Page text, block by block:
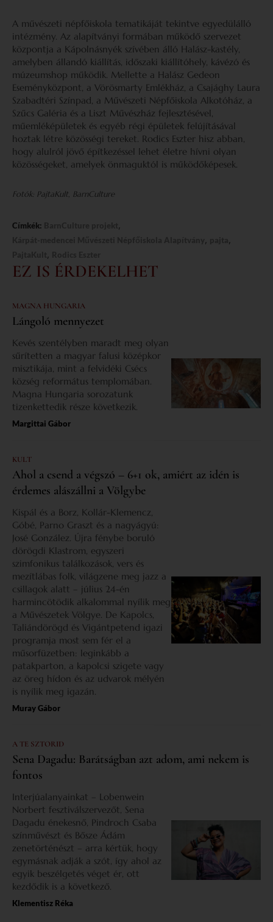
A művészeti népfőiskola tematikáját tekintve egyedülálló
intézmény. Az alapítványi formában működő szervezet
központja a Kápolnásnyék szívében álló Halász-kastély,
amelyben állandó kiállítás, időszaki kiállítóhely, kávézó és
múzeumshop működik. Mellette a Halász Gedeon
Eseményközpont, a Vörösmarty Emlékház, a Csajághy Laura
Szabadtéri Színpad, a Művészeti Népfőiskola Alkotóház, a
Szűcs Galéria és a Liszt Művészház fejlesztésével,
műemléképületek és egyéb régi épületek felújításával
hoztak létre közösségi tereket. Rodics Eszter hisz abban,
hogy alulról jövő építkezéssel lehet életre hívni olyan
közösségeket, amelyek önmaguktól is működőképesek.
Fotók: PajtaKult, BarnCulture
Címkék: ,
, ,
,
EZ IS ÉRDEKELHET
MAGNA HUNGARIA
Lángoló mennyezet
Kevés szentélyben maradt meg olyan
sűrítetten a magyar falusi középkor
misztikája, mint a felvidéki Csécs
község református templomában.
Magna Hungaria sorozatunk
tizenkettedik része következik.
Margittai Gábor
KULT
Ahol a csend a végszó – 6+1 ok, amiért az idén is
érdemes alászállni a Völgybe
Kispál és a Borz, Kollár-Klemencz,
Góbé, Parno Graszt és a nagyágyú:
José González. Újra fénybe boruló
dörögdi Klastrom, egyszeri
szimfonikus találkozások, vers és
mezítlábas folk, világzene meg jazz a
csillagok alatt – július 24-én
harmincötödik alkalommal nyílik meg
a Művészetek Völgye. De Kapolcs,
Taliándörögd és Vigántpetend igazi
programja most sem fér el a
műsorfüzetben: leginkább a
patakparton, a kapolcsi szigete vagy
az öreg hídon és az udvarok mélyén
is nyílik meg igazán.
Muray Gábor
A TE SZTORID
Sena Dagadu: Barátságban azt adom, ami nekem is
fontos
Interjúalanyainkat – Lobenwein
Norbert fesztiválszervezőt, Sena
Dagadu énekesnő, Pindroch Csaba
színművészt és Bősze Ádám
zenetörténészt – arra kértük, hogy
egymásnak adják a szót, így ahol az
egyik beszélgetés véget ér, ott
kezdődik is a következő.
Klementisz Réka